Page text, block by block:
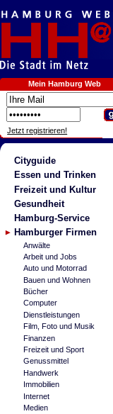
Mein Hamburg Web
Jetzt registrieren!
Cityguide
Essen und Trinken
Freizeit und Kultur
Gesundheit
Hamburg-Service
Hamburger Firmen
Anwälte
Arbeit und Jobs
Auto und Motorrad
Bauen und Wohnen
Bücher
Computer
Dienstleistungen
Film, Foto und Musik
Finanzen
Freizeit und Sport
Genussmittel
Handwerk
Immobilien
Internet
Medien